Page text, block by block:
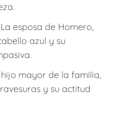
La esposa de Homero,
azul y su
hijo mayor de la familia,
y su actitud